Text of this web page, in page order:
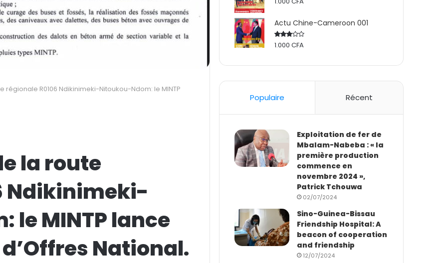
régionale R0106 Ndikinimeki-Nitoukou-Ndom: le MINTP
la route
Ndikinimeki-
le MINTP lance
National.
Actu Chine-Cameroon 001
Rated
1.000CFA
Populaire Récent
Exploitation de fer de
Mbalam-Nabeba : « la
première production
commence en
novembre 2024 »,
Patrick Tchouwa
02/07/2024
Sino-Guinea-Bissau
Friendship Hospital: A
beacon of cooperation
and friendship
12/07/2024